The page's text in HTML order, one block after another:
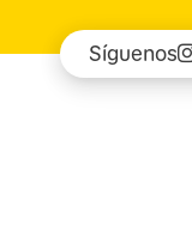
Síguenos